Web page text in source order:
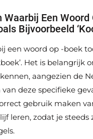
Een Woord
Bijvoorbeeld
woord op -boek
Het is belangrijk
aangezien de
deze specifieke
gebruik maken
leren, zodat je